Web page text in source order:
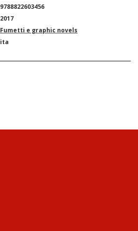
9788822603456
2017
Fumetti e graphic novels
ita